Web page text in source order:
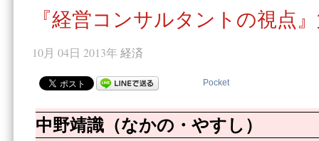
『経営コンサルタントの視点
10月 04日 2013年 経済
Pocket
中野靖識（なかの・やすし）